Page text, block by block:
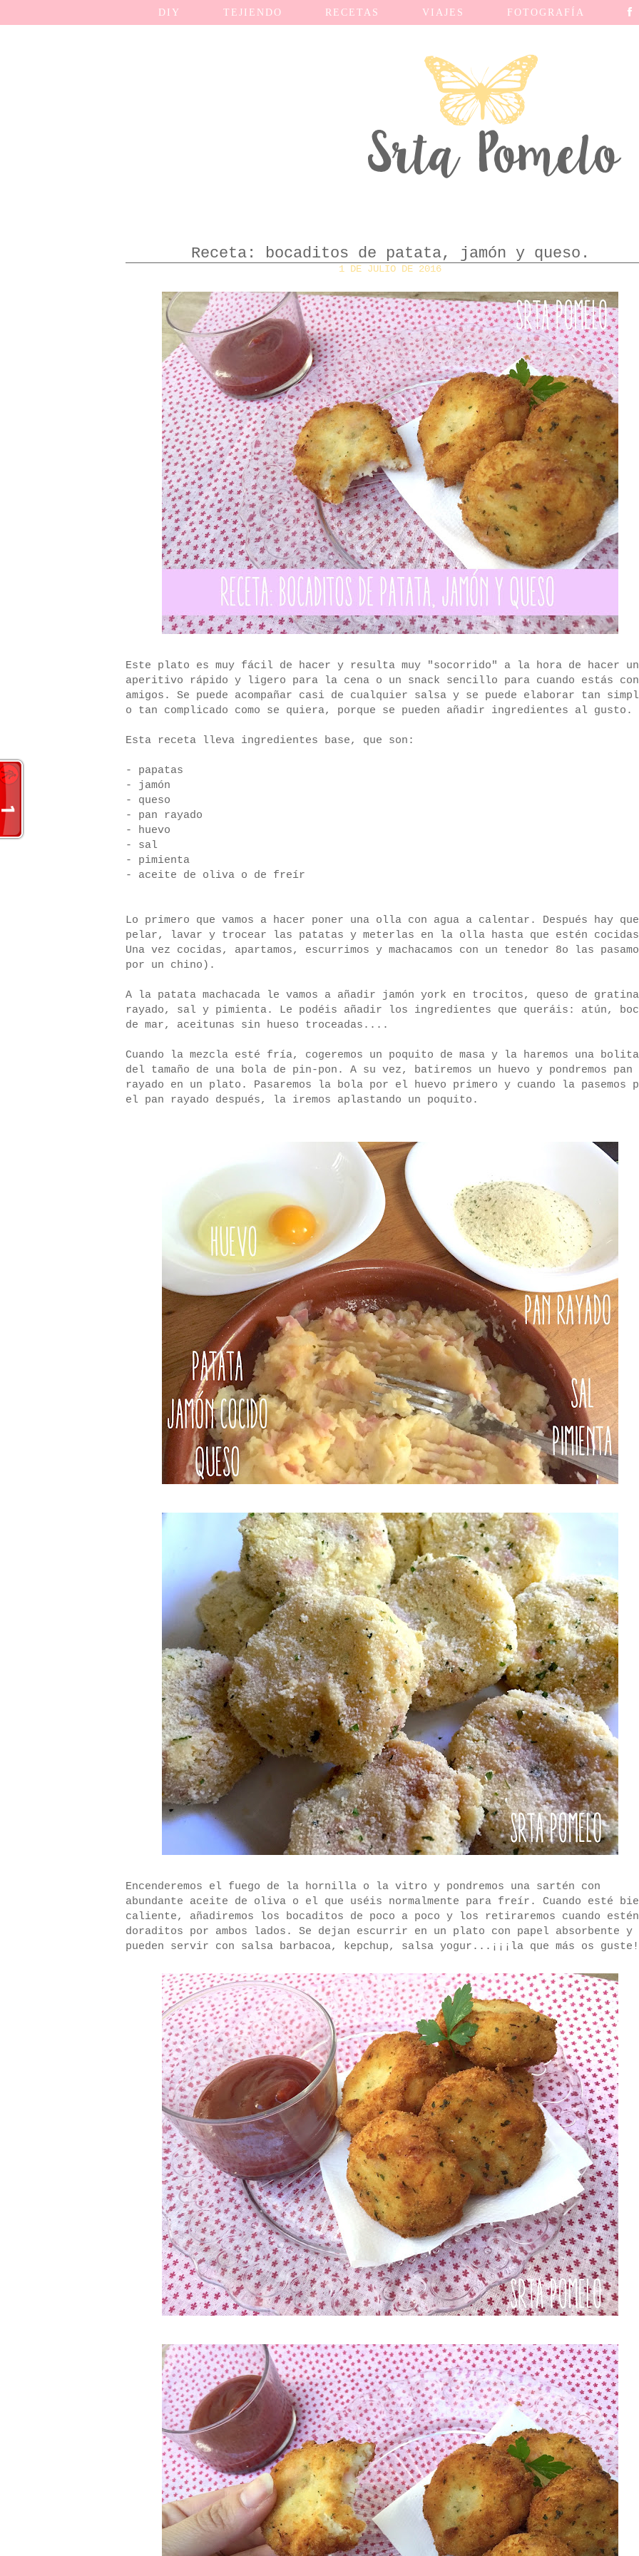
DIY TEJIENDO RECETAS VIAJES FOTOGRAFÍA
Receta: bocaditos de patata, jamón y queso.
1 DE JULIO DE 2016
Este plato es muy fácil de hacer y resulta muy "socorrido" a la hora de hacer un
aperitivo rápido y ligero para la cena o un snack sencillo para cuando estás con
amigos. Se puede acompañar casi de cualquier salsa y se puede elaborar tan
o tan complicado como se quiera, porque se pueden añadir ingredientes al gusto.
Esta receta lleva ingredientes base, que son:
- papatas
- jamón
- queso
- pan rayado
- huevo
- sal
- pimienta
- aceite de oliva o de freír
Lo primero que vamos a hacer poner una olla con agua a calentar. Después hay que
pelar, lavar y trocear las patatas y meterlas en la olla hasta que estén
Una vez cocidas, apartamos, escurrimos y machacamos con un tenedor 8o las
por un chino).
A la patata machacada le vamos a añadir jamón york en trocitos, queso de
rayado, sal y pimienta. Le podéis añadir los ingredientes que queráis: atún,
de mar, aceitunas sin hueso troceadas....
Cuando la mezcla esté fría, cogeremos un poquito de masa y la haremos una bolita
del tamaño de una bola de pin-pon. A su vez, batiremos un huevo y pondremos pan
rayado en un plato. Pasaremos la bola por el huevo primero y cuando la pasemos
el pan rayado después, la iremos aplastando un poquito.
Encenderemos el fuego de la hornilla o la vitro y pondremos una sartén con
abundante aceite de oliva o el que uséis normalmente para freír. Cuando esté
caliente, añadiremos los bocaditos de poco a poco y los retiraremos cuando estén
doraditos por ambos lados. Se dejan escurrir en un plato con papel absorbente y
pueden servir con salsa barbacoa, kepchup, salsa yogur...¡¡¡la que más os